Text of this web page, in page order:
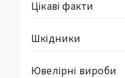
Цікаві факти
Шкідники
Ювелірні вироби